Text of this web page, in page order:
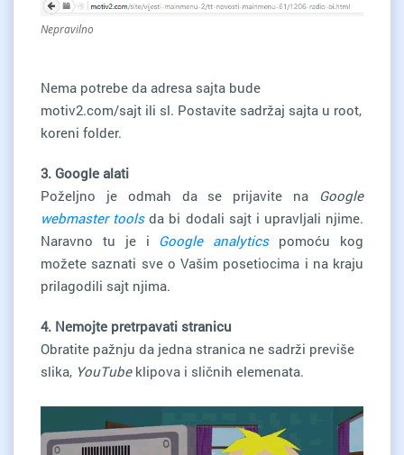
Nepravilno
Nema potrebe da adresa sajta bude
motiv2.com/sajt ili sl. Postavite sadržaj sajta u root,
koreni folder.
3. Google alati
Poželjno je odmah da se prijavite na Google
webmaster tools da bi dodali sajt i upravljali njime.
Naravno tu je i Google analytics pomoću kog
možete saznati sve o Vašim posetiocima i na kraju
prilagodili sajt njima.
4. Nemojte pretrpavati stranicu
Obratite pažnju da jedna stranica ne sadrži previše
slika, YouTubeklipova i sličnih elemenata.